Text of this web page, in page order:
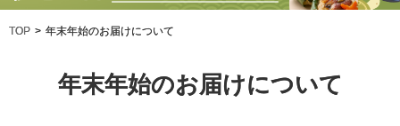
TOP 年末年始のお届けについて
年末年始のお届けについて